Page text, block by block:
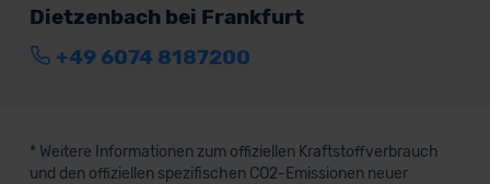
Dietzenbach bei Frankfurt
+49 6074 8187200
* Weitere Informationen zum offiziellen Kraftstoffverbrauch
und den offiziellen spezifischen CO2-Emissionen neuer